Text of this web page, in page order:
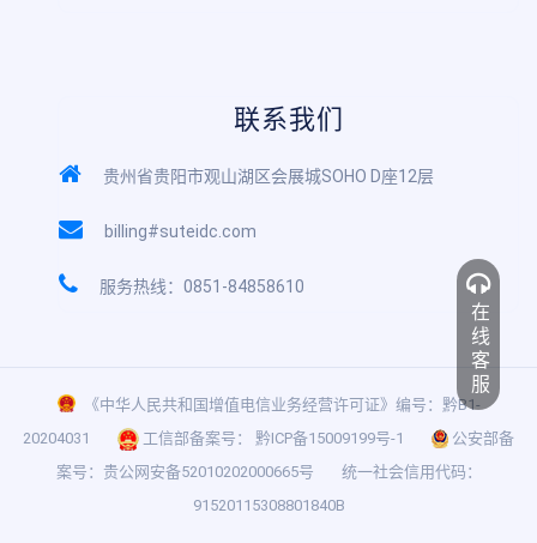
联系我们
贵州省贵阳市观山湖区会展城SOHO D座12层
billing#suteidc.com
服务热线：0851-84858610
《中华人民共和国增值电信业务经营许可证》编号：黔B1-
20204031
工信部备案号： 黔ICP备15009199号-1
公安部备
案号： 贵公网安备52010202000665号
统一社会信用代码：
91520115308801840B
在线客服